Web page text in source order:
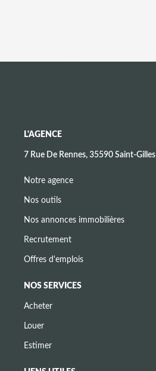
L'AGENCE
7 Rue De Rennes, 35590 Saint-Gilles
Notre agence
Nos outils
Nos annonces immobilières
Recrutement
Offres d'emplois
NOS SERVICES
Acheter
Louer
Estimer